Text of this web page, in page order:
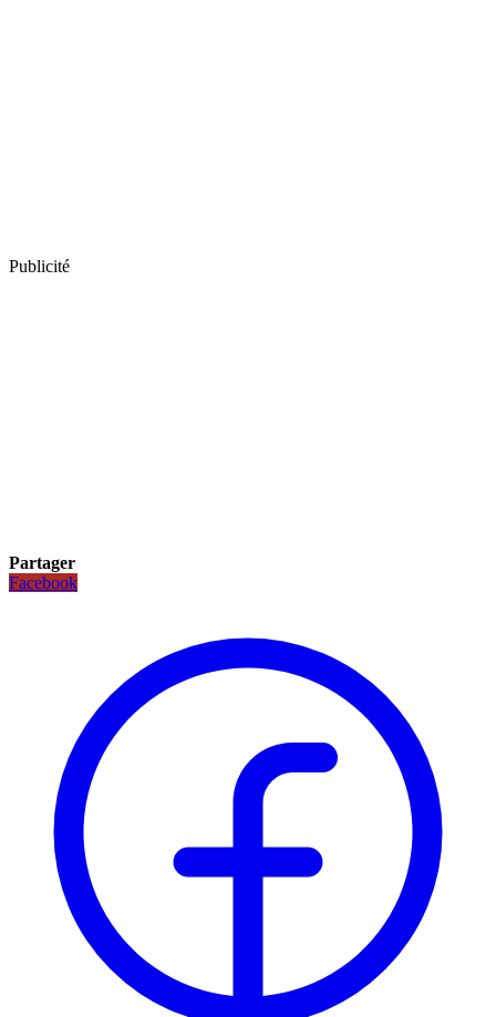
Publicité
Partager
Facebook